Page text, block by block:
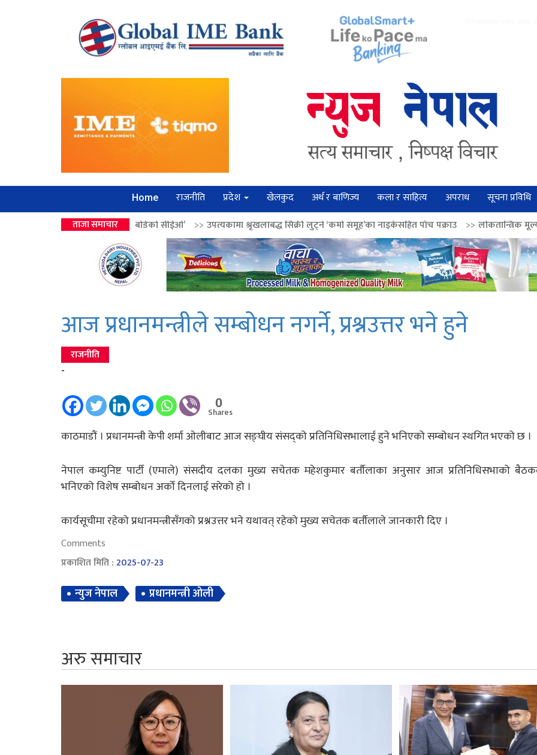
Home राजनीति प्रदेश खेलकुद अर्थ र बाणिज्य कला र साहित्य अपराध सूचना प्रविधि
ताजा समाचार
उपहार ‘लगानी बोर्डको सीईओ’ उपत्यकामा श्रृंखलाबद्ध सिक्री लुट्ने ‘कर्मा समूह’का नाइकेसहित पाँच पक्राउ >>लोकतान्त्रिक मूल्य सुदृढ बनाउन अग्रज
आज प्रधानमन्त्रीले सम्बोधन नगर्ने, प्रश्नउत्तर भने हुने
राजनीति
-
0
Shares
काठमाडौं । प्रधानमन्त्री केपी शर्मा ओलीबाट आज सङ्घीय संसद्को प्रतिनिधिसभालाई हुने भनिएको सम्बोधन स्थगित भएको छ ।
नेपाल कम्युनिष्ट पार्टी (एमाले) संसदीय दलका मुख्य सचेतक महेशकुमार बर्तौलाका अनुसार आज प्रतिनिधिसभाको
भनिएको विशेष सम्बोधन अर्को दिनलाई सरेको हो ।
कार्यसूचीमा रहेको प्रधानमन्त्रीसँगको प्रश्नउत्तर भने यथावत् रहेको मुख्य सचेतक बर्तौलाले जानकारी दिए ।
Comments
प्रकाशित मिति :2025-07-23
न्युज नेपाल प्रधानमन्त्री ओली
अरु समाचार